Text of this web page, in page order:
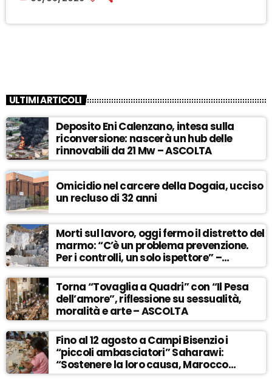
ULTIMI ARTICOLI
Deposito Eni Calenzano, intesa sulla
riconversione: nascerà un hub delle
rinnovabili da 21 Mw – ASCOLTA
Omicidio nel carcere della Dogaia, ucciso
un recluso di 32 anni
Morti sul lavoro, oggi fermo il distretto del
marmo: “C’è un problema prevenzione.
Per i controlli, un solo ispettore” –
ASCOLTA
Torna “Tovaglia a Quadri” con “Il Pesa
dell’amore”, riflessione su sessualità,
moralità e arte – ASCOLTA
Fino al 12 agosto a Campi Bisenzio i
“piccoli ambasciatori” Saharawi:
“Sostenere la loro causa, Marocco
sempre più invadente” – ASCOLTA